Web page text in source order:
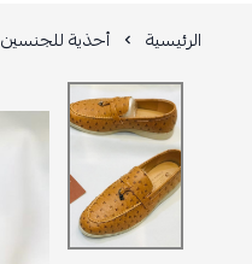
الرئيسية أحذية للجنسين